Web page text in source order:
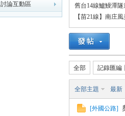
討論互動區
舊台14線鱸鰻潭隧
【苗21線】南庄
全部 記錄匯編
全部主題 最新
[外國公路]